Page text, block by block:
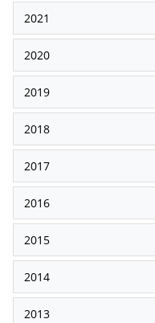
2021
2020
2019
2018
2017
2016
2015
2014
2013